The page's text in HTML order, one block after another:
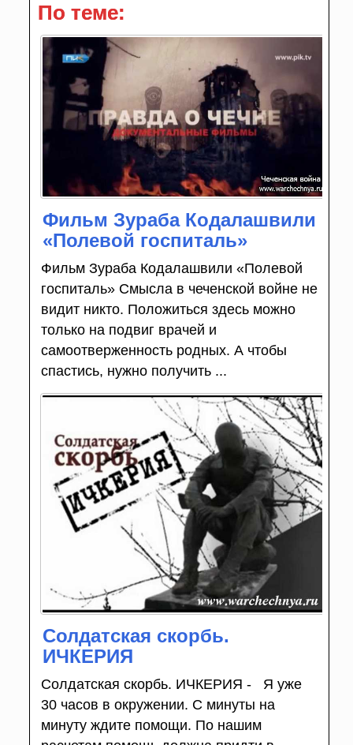
По теме:
Фильм Зураба Кодалашвили
«Полевой госпиталь»
Фильм Зураба Кодалашвили «Полевой
госпиталь» Смысла в чеченской войне не
видит никто. Положиться здесь можно
только на подвиг врачей и
самоотверженность родных. А чтобы
спастись, нужно получить ...
Солдатская скорбь.
ИЧКЕРИЯ
Солдатская скорбь. ИЧКЕРИЯ - Я уже
30 часов в окружении. С минуты на
минуту ждите помощи. По нашим